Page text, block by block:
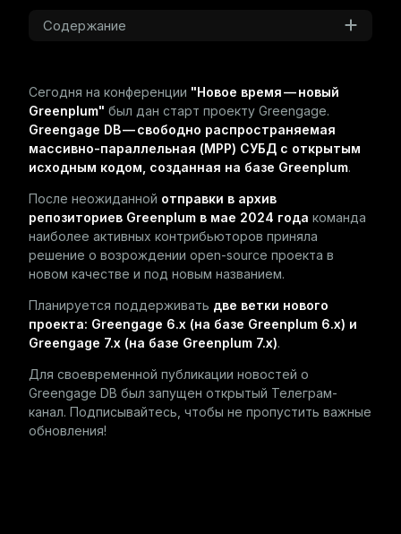
Содержание
Сегодня на конференции "Новое время — новый
Greenplum" был дан старт проекту Greengage.
Greengage DB — свободно распространяемая
массивно-параллельная (MPP) СУБД с открытым
исходным кодом, созданная на базе Greenplum.
После неожиданной отправки в архив
репозиториев Greenplum в мае 2024 года команда
наиболее активных контрибьюторов приняла
решение о возрождении open-source проекта в
новом качестве и под новым названием.
Планируется поддерживать две ветки нового
проекта: Greengage 6.x (на базе Greenplum 6.x) и
Greengage 7.x (на базе Greenplum 7.x).
Для своевременной публикации новостей о
Greengage DB был запущен открытый Телеграм-
канал. Подписывайтесь, чтобы не пропустить важные
обновления!